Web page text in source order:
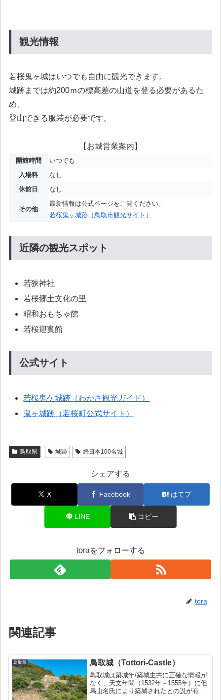
観光情報
若桜鬼ヶ城はいつでも自由に観光できます。
城跡までは約200ｍの標高差の山道を登る必要があるた
め、
登山できる服装が必要です。
【お城営業案内】
開館時間
いつでも
入場料
なし
休館日
なし
その他
最新情報は公式ページをご覧ください。
若桜鬼ヶ城跡（鳥取市観光サイト）
近隣の観光スポット
若狭神社
若桜郷土文化の里
昭和おもちゃ館
若桜迎賓館
公式サイト
若桜鬼ケ城跡（わかさ観光ガイド）
鬼ヶ城跡（若桜町公式サイト）
鳥取県 城跡 続日本100名城
シェアする
X Facebook はてブ
LINE コピー
toraをフォローする
tora
関連記事
鳥取県 鳥取城（Tottori-Castle）
鳥取城は築城年/築城主共に正確な情報が
なく、天文年間（1532年～1555年）に但
馬山名氏により築城されたとの説が有力